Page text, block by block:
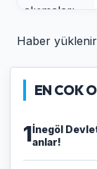
Haber
EN COK
1İnegöl
anlar!